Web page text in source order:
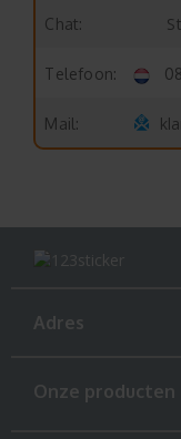
Chat:
Telefoon:
Mail:
Adres
Onze producten